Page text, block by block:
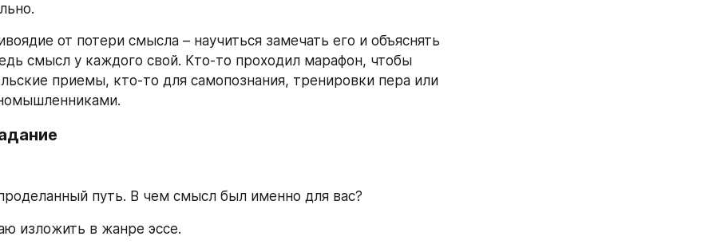
от потери смысла – научиться замечать его и объяснять
смысл у каждого свой. Кто-то проходил марафон, чтобы
приемы, кто-то для самопознания, тренировки пера или
путь. В чем смысл был именно для вас?
изложить в жанре эссе.